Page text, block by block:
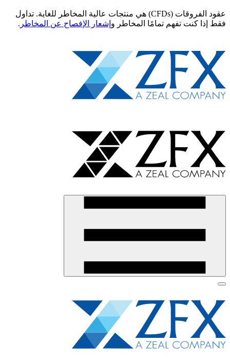
عقود الفروقات (CFDs) هي منتجات عالية المخاطر للغاية. تداول
فقط إذا كنت تفهم تمامًا المخاطر و إشعار الإفصاح عن المخاطر .